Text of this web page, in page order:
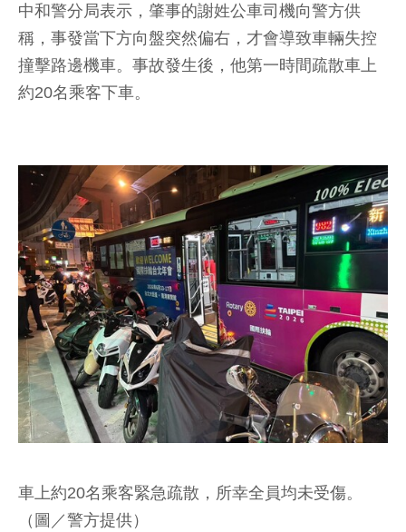
中和警分局表示，肇事的謝姓公車司機向警方供
稱，事發當下方向盤突然偏右，才會導致車輛失控
撞擊路邊機車。事故發生後，他第一時間疏散車上
約20名乘客下車。
車上約20名乘客緊急疏散，所幸全員均未受傷。
（圖／警方提供）